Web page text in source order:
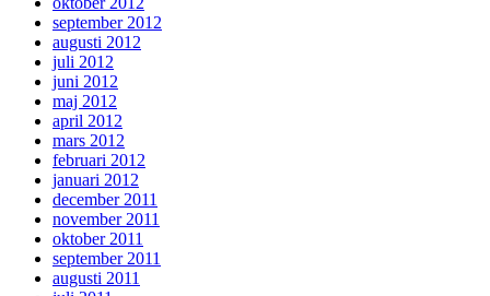
september 2012
augusti 2012
juli 2012
juni 2012
maj 2012
april 2012
mars 2012
februari 2012
januari 2012
december 2011
november 2011
oktober 2011
september 2011
augusti 2011